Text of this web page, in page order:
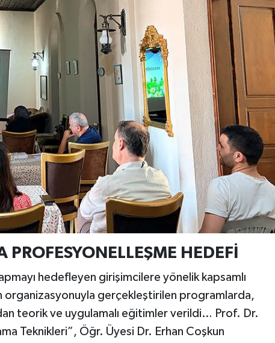
HEDEFİ
hedefleyen girişimcilere yönelik kapsamlı
organizasyonuyla gerçekleştirilen programlarda,
teorik ve uygulamalı eğitimler verildi… Prof. Dr.
Teknikleri”, Öğr. Üyesi Dr. Erhan Coşkun